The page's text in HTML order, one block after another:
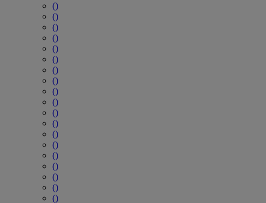
()
()
()
()
()
()
()
()
()
()
()
()
()
()
()
()
()
()
()